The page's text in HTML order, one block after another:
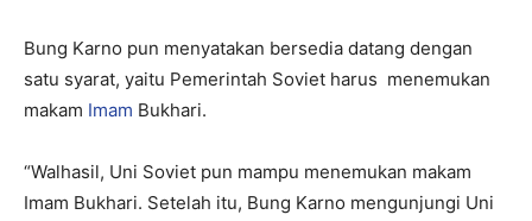
Bung Karno pun menyatakan bersedia datang dengan
satu syarat, yaitu Pemerintah Soviet harus menemukan
makam Imam Bukhari.
“Walhasil, Uni Soviet pun mampu menemukan makam
Imam Bukhari. Setelah itu, Bung Karno mengunjungi Uni